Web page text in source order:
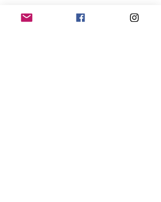
Voornaam